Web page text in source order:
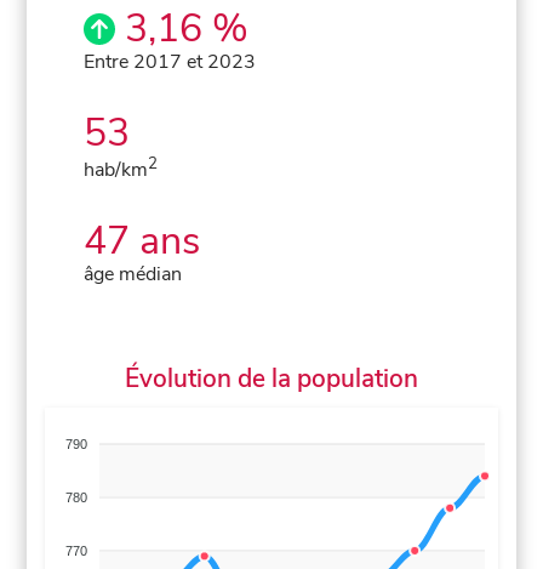
3,16 %
Entre 2017 et 2023
53
hab/km2
47 ans
âge médian
Évolution de la population
790
780
770